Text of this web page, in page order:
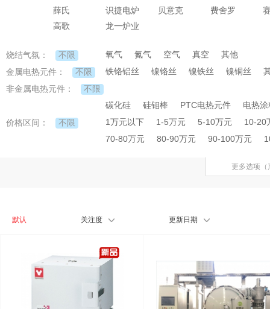
薛氏
识捷电炉 贝意克 费舍罗
高歌
龙一炉业
烧结气氛： 不限 氧气 氮气 空气 真空 其他
金属电热元件： 不限 铁铬铝丝 镍铬丝 镍铁丝 镍铜丝
非金属电热元件：
不限
碳化硅
硅钼棒 PTC电热元件 电热涂
价格区间： 不限 1万元以下 1-5万元 5-10万元
10-20
70-80万元
80-90万元 90-100万元
更多选项
默认 关注度 更新日期